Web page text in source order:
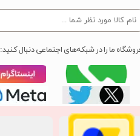
ما را در شبکه‌های اجتماعی دنبال کنید: